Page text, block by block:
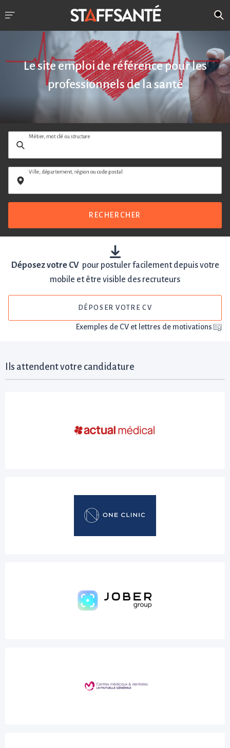
Le site emploi de référence pour les
professionnels de la santé
Métier, mot clé ou structure
Ville, département, région ou code postal
RECHERCHER
Déposez votre CVpour postuler facilement depuis votre
mobile et être visible des recruteurs
DÉPOSER VOTRE CV
Exemples de CV et lettres de motivations
Ils attendent votre candidature